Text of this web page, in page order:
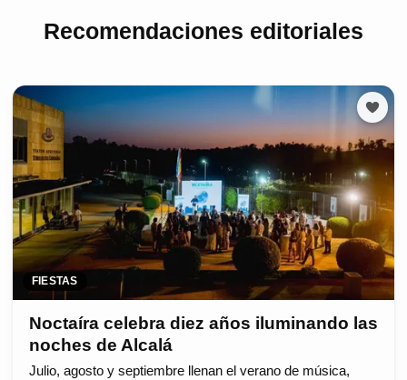
Recomendaciones editoriales
FIESTAS
Noctaíra celebra diez años iluminando las
noches de Alcalá
Julio, agosto y septiembre llenan el verano de música,